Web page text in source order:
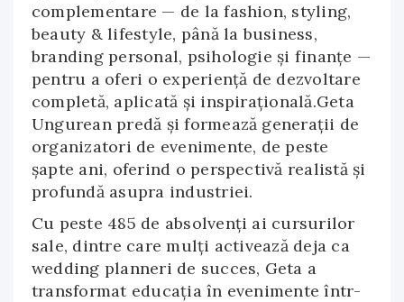
complementare — de la fashion, styling,
beauty & lifestyle, până la business,
branding personal, psihologie și finanțe —
pentru a oferi o experiență de dezvoltare
completă, aplicată și inspirațională.Geta
Ungurean predă și formează generații de
organizatori de evenimente, de peste
șapte ani, oferind o perspectivă realistă și
profundă asupra industriei.
Cu peste 485 de absolvenți ai cursurilor
sale, dintre care mulți activează deja ca
wedding planneri de succes, Geta a
transformat educația în evenimente într-